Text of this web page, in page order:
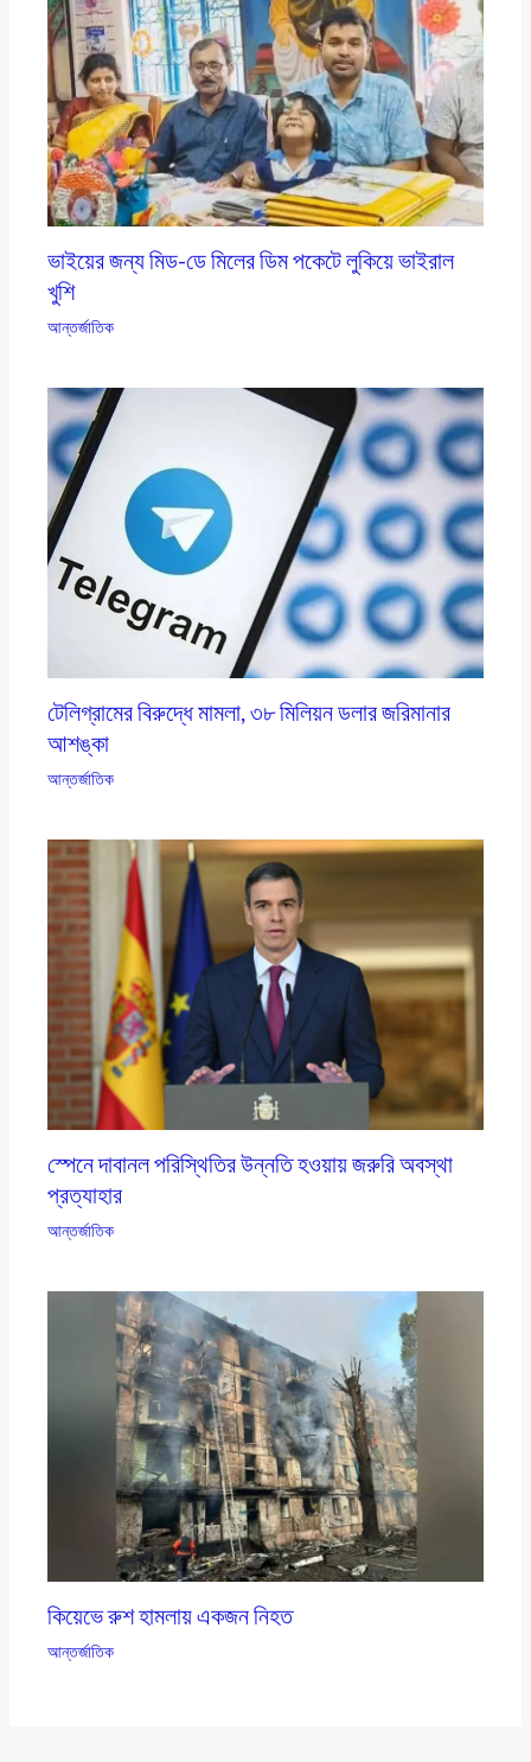
ভাইয়ের জন্য মিড-ডে মিলের ডিম পকেটে লুকিয়ে ভাইরাল
খুশি
আন্তর্জাতিক
টেলিগ্রামের বিরুদ্ধে মামলা, ৩৮ মিলিয়ন ডলার জরিমানার
আশঙ্কা
আন্তর্জাতিক
স্পেনে দাবানল পরিস্থিতির উন্নতি হওয়ায় জরুরি অবস্থা
প্রত্যাহার
আন্তর্জাতিক
কিয়েভে রুশ হামলায় একজন নিহত
আন্তর্জাতিক